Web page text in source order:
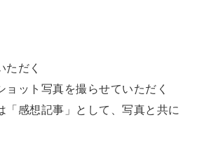
ただく
ョット写真を撮らせていただく
「感想記事」として、写真と共に